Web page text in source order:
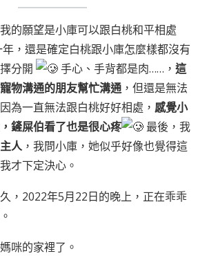
我的願望是小庫可以跟白桃和平相處
，還是確定白桃跟小庫怎麼樣都沒有
分開
手心、手背都是肉……， 這
物溝通的朋友幫忙溝通 ，但還是無法
為一直無法跟白桃好好相處， 感覺小
鏟屎伯看了也是很心疼
最後，我
人，我問小庫，她似乎好像也覺得這
才下定決心。
，2022年5月22日的晚上，正在乖乖
咪的家裡了。